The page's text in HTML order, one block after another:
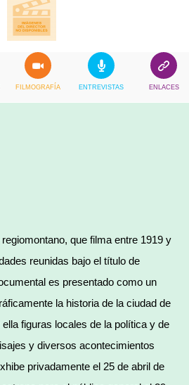
FILMOGRAFÍA ENTREVISTAS ENLACES
que filma entre 1919 y
reunidas bajo el título de
es presentado como un
la historia de la ciudad de
figuras locales de la política y de
y diversos acontecimientos
privadamente el 25 de abril de